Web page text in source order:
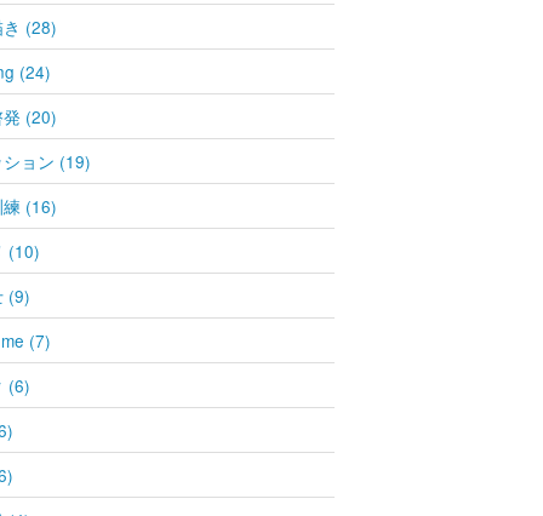
(28)
(24)
発 (20)
ョン (19)
(16)
(10)
(9)
(7)
(6)